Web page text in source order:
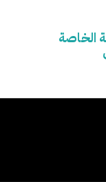
الخاصة